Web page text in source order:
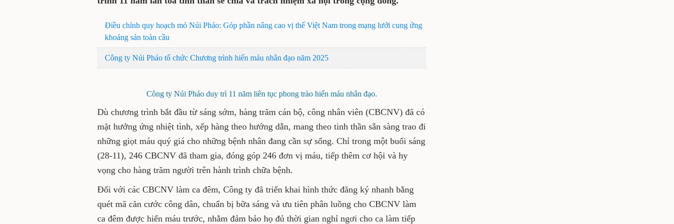
Điều chỉnh quy hoạch mỏ Núi Pháo: Góp phần nâng cao vị thế Việt Nam trong mạng
lưới cung ứng khoáng sản toàn cầu
Công ty Núi Pháo duy trì 11 năm liên tục phong trào hiến máu nhân đạo.
Dù chương trình bắt đầu từ sáng sớm, hàng trăm cán bộ, công nhân viên
(CBCNV) đã có mặt hưởng ứng nhiệt tình, xếp hàng theo hướng dẫn,
mang theo tinh thần sẵn sàng trao đi những giọt máu quý giá cho những
bệnh nhân đang cần sự sống. Chỉ trong một buổi sáng (28-11), 246 CBCNV
đã tham gia, đóng góp 246 đơn vị máu, tiếp thêm cơ hội và hy vọng cho
hàng trăm người trên hành trình chữa bệnh.
Đối với các CBCNV làm ca đêm, Công ty đã triển khai hình thức đăng ký